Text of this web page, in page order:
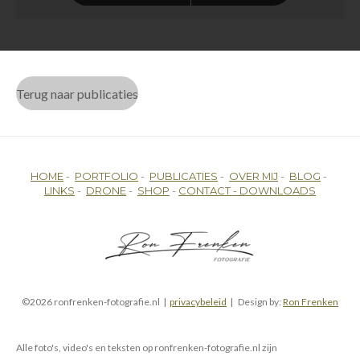
Terug naar publicaties
HOME - PORTFOLIO - PUBLICATIES - OVER MIJ - BLOG -
LINKS - DRONE - SHOP - CONTACT - DOWNLOADS
©2026 ronfrenken-fotografie.nl | privacybeleid | Design by: Ron Frenken
Alle foto's, video's en teksten op ronfrenken-fotografie.nl zijn